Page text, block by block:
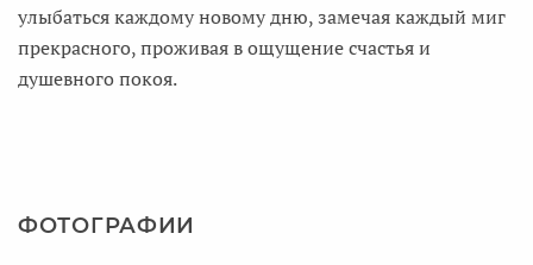
улыбаться каждому новому дню, замечая каждый миг
прекрасного, проживая в ощущение счастья и
душевного покоя.
ФОТОГРАФИИ